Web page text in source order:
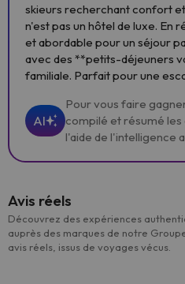
skieurs recherchant confort
n'est pas un hôtel de luxe. En
et abordable pour un séjour
avec des **petits-déjeuners
familiale. Parfait pour une
AI
Pour vous faire
compilé et résumé
l'aide de l'intelligence
Avis réels
Découvrez des expériences
auprès des marques de notre
avis réels, issus de voyages vécus.